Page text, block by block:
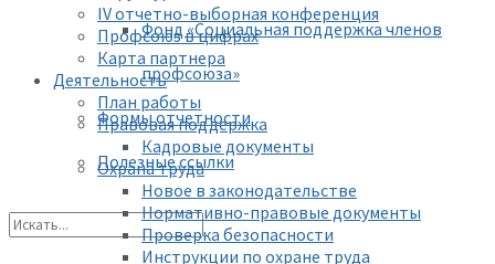
Фонд «Социальная поддержка членов
профсоюза»
Формы отчетности
Полезные ссылки
IV отчетно-выборная конференция
Профсоюз в цифрах
Карта партнера
Деятельность
План работы
Правовая поддержка
Кадровые документы
Охрана труда
Новое в законодательстве
Нормативно-правовые документы
Проверка безопасности
Инструкции по охране труда